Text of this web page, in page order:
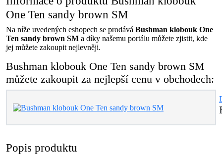
One Ten sandy brown SM
Na níže uvedených eshopech se prodává Bushman klobouk One
Ten sandy brown SM a díky našemu portálu můžete zjistit, kde
jej můžete zakoupit nejlevněji.
Bushman klobouk One Ten sandy brown SM
můžete zakoupit za nejlepší cenu v obchodech:
Popis produktu